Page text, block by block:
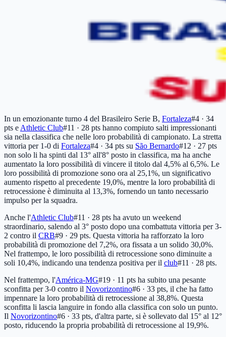
In un emozionante turno 4 del Brasileiro Serie B, Fortaleza#4 · 34
pts e Athletic Club#11 · 28 pts hanno compiuto salti impressionanti
sia nella classifica che nelle loro probabilità di campionato. La stretta
vittoria per 1-0 di Fortaleza#4 · 34 pts su São Bernardo#12 · 27 pts
non solo li ha spinti dal 13° all'8° posto in classifica, ma ha anche
aumentato la loro possibilità di vincere il titolo dal 4,5% al 6,5%. Le
loro possibilità di promozione sono ora al 25,1%, un significativo
aumento rispetto al precedente 19,0%, mentre la loro probabilità di
retrocessione è diminuita al 13,3%, fornendo un tanto necessario
impulso per la squadra.
Anche l'Athletic Club#11 · 28 pts ha avuto un weekend
straordinario, salendo al 3° posto dopo una combattuta vittoria per 3-
2 contro il CRB#9 · 29 pts. Questa vittoria ha rafforzato la loro
probabilità di promozione del 7,2%, ora fissata a un solido 30,0%.
Nel frattempo, le loro possibilità di retrocessione sono diminuite a
soli 10,4%, indicando una tendenza positiva per il club#11 · 28 pts.
Nel frattempo, l'América-MG#19 · 11 pts ha subito una pesante
sconfitta per 3-0 contro il Novorizontino#6 · 33 pts, il che ha fatto
impennare la loro probabilità di retrocessione al 38,8%. Questa
sconfitta li lascia languire in fondo alla classifica con solo un punto.
Il Novorizontino#6 · 33 pts, d'altra parte, si è sollevato dal 15° al 12°
posto, riducendo la propria probabilità di retrocessione al 19,9%.